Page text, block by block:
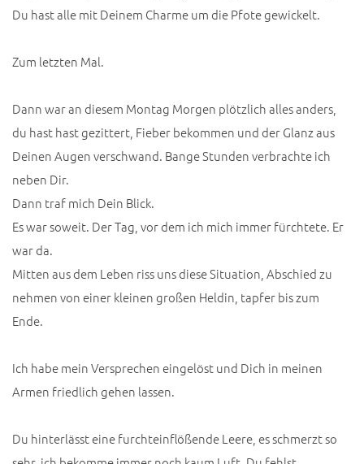
Du hast alle mit Deinem Charme um die Pfote gewickelt.
Zum letzten Mal.
Dann war an diesem Montag Morgen plötzlich alles anders,
du hast hast gezittert, Fieber bekommen und der Glanz aus
Deinen Augen verschwand. Bange Stunden verbrachte ich
neben Dir.
Dann traf mich Dein Blick.
Es war soweit. Der Tag, vor dem ich mich immer fürchtete. Er
war da.
Mitten aus dem Leben riss uns diese Situation, Abschied zu
nehmen von einer kleinen großen Heldin, tapfer bis zum
Ende.
Ich habe mein Versprechen eingelöst und Dich in meinen
Armen friedlich gehen lassen.
Du hinterlässt eine furchteinflößende Leere, es schmerzt so